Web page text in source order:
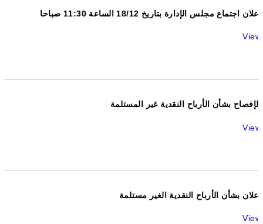
اعلان اجتماع مجلس الإدارة بتاريخ 18/12 الساعة 11:30 صباحا
View
الإفصاح بشأن الأرباح النقدية غير المستلمة
View
اعلان بشأن الأرباح النقدية الغير مستلمة
View